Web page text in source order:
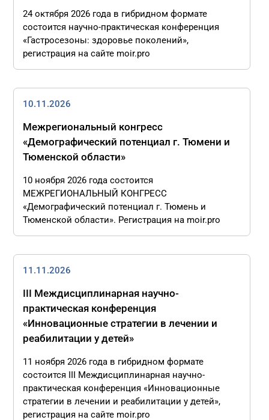
24 октября 2026 года в гибридном формате
состоится научно-практическая конференция
«Гастросезоны: здоровье поколений»,
регистрация на сайте moir.pro
10.11.2026
Межрегиональный конгресс
«Демографический потенциал г. Тюмени и
Тюменской области»
10 ноября 2026 года состоится
МЕЖРЕГИОНАЛЬНЫЙ КОНГРЕСС
«Демографический потенциал г. Тюмень и
Тюменской области». Регистрация на moir.pro
11.11.2026
III Междисциплинарная научно-
практическая конференция
«Инновационные стратегии в лечении и
реабилитации у детей»
11 ноября 2026 года в гибридном формате
состоится III Междисциплинарная научно-
практическая конференция «Инновационные
стратегии в лечении и реабилитации у детей»,
регистрация на сайте moir.pro